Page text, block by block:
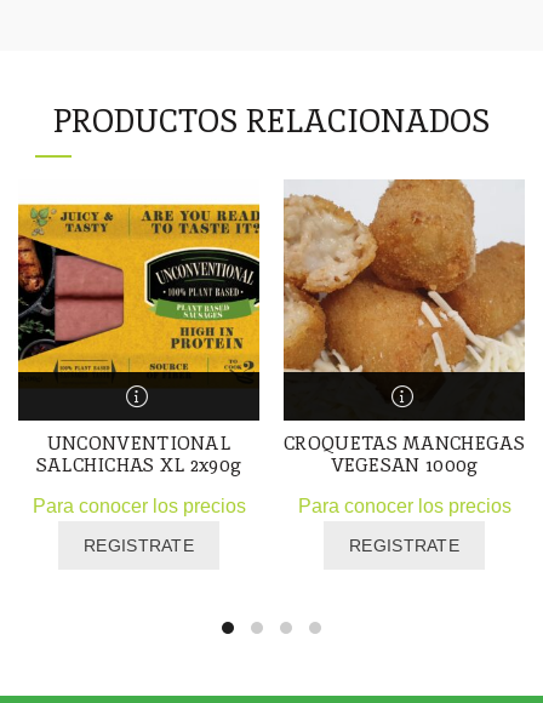
PRODUCTOS RELACIONADOS
UNCONVENTIONAL
SALCHICHAS XL 2x90g
Para conocer los precios
REGISTRATE
CROQUETAS MANCHEGAS
VEGESAN 1000g
Para conocer los precios
REGISTRATE